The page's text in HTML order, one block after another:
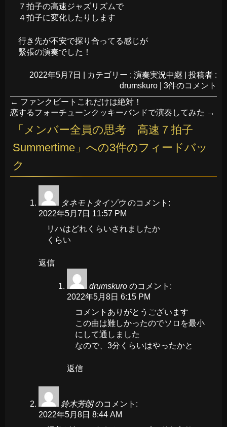
７拍子の高速ジャズリズムで
４拍子に変化したりします
行き先が不安で探り合ってる感じが
緊張の演奏でした！
2022年5月7日 カテゴリー : 演奏実況中継
投稿者 :
drumskuro
3件のコメント
← ファンクビートこれだけは絶対！
恋するフォーチューンクッキーバンドで演奏してみた →
「 メンバー全員の思考 高速７拍子
Summertime 」への3件のフィードバッ
ク
タネモトタイゾウ のコメント:
2022年5月7日 11:57 PM
リハはどれくらいされましたか
くらい
返信
drumskuro のコメント:
2022年5月8日 6:15 PM
コメントありがとうございます
この曲は難しかったのでソロを最小
にして通しました
なので、3分くらいはやったかと
返信
鈴木芳朗 のコメント:
2022年5月8日 8:44 AM